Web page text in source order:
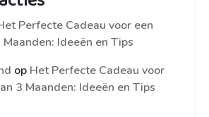
Perfecte Cadeau voor een
Maanden: Ideeën en Tips
op Het Perfecte Cadeau voor
3 Maanden: Ideeën en Tips